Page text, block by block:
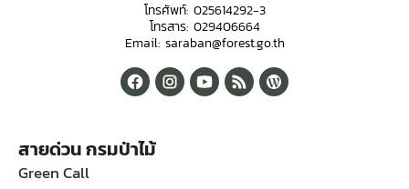
โทรศัพท์: 025614292-3
โทรสาร: 029406664
Email: saraban@forest.go.th
สายด่วน กรมป่าไม้
Green Call